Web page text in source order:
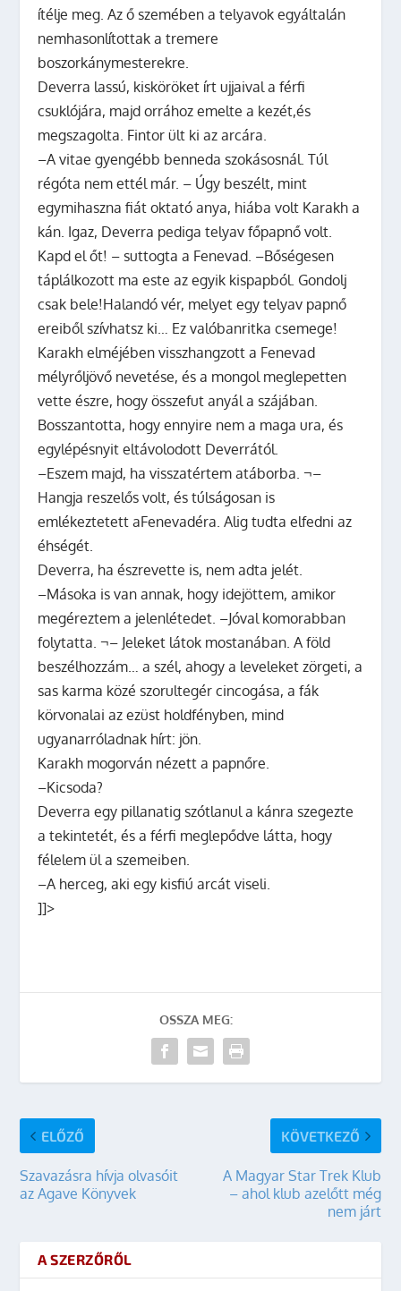
ítélje meg. Az ő szemében a telyavok egyáltalán
nemhasonlítottak a tremere
boszorkánymesterekre.
Deverra lassú, kisköröket írt ujjaival a férfi
csuklójára, majd orrához emelte a kezét,és
megszagolta. Fintor ült ki az arcára.
–A vitae gyengébb benneda szokásosnál. Túl
régóta nem ettél már. – Úgy beszélt, mint
egymihaszna fiát oktató anya, hiába volt Karakh a
kán. Igaz, Deverra pediga telyav főpapnő volt.
Kapd el őt! – suttogta a Fenevad. –Bőségesen
táplálkozott ma este az egyik kispapból. Gondolj
csak bele!Halandó vér, melyet egy telyav papnő
ereiből szívhatsz ki… Ez valóbanritka csemege!
Karakh elméjében visszhangzott a Fenevad
mélyrőljövő nevetése, és a mongol meglepetten
vette észre, hogy összefut anyál a szájában.
Bosszantotta, hogy ennyire nem a maga ura, és
egylépésnyit eltávolodott Deverrától.
–Eszem majd, ha visszatértem atáborba. ¬–
Hangja reszelős volt, és túlságosan is
emlékeztetett aFenevadéra. Alig tudta elfedni az
éhségét.
Deverra, ha észrevette is, nem adta jelét.
–Másoka is van annak, hogy idejöttem, amikor
megéreztem a jelenlétedet. –Jóval komorabban
folytatta. ¬– Jeleket látok mostanában. A föld
beszélhozzám… a szél, ahogy a leveleket zörgeti, a
sas karma közé szorultegér cincogása, a fák
körvonalai az ezüst holdfényben, mind
ugyanarróladnak hírt: jön.
Karakh mogorván nézett a papnőre.
–Kicsoda?
Deverra egy pillanatig szótlanul a kánra szegezte
a tekintetét, és a férfi meglepődve látta, hogy
félelem ül a szemeiben.
–A herceg, aki egy kisfiú arcát viseli.
]]>
OSSZA MEG:
ELŐZŐ
Szavazásra hívja olvasóit
az Agave Könyvek
KÖVETKEZŐ
A Magyar Star Trek Klub
– ahol klub azelőtt még
nem járt
A SZERZŐRŐL